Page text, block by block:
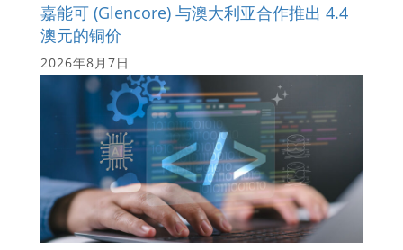
嘉能可 (Glencore) 与澳大利亚合作推出 4.4
澳元的铜价
2026年8月7日